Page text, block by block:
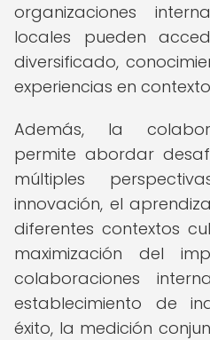
organizaciones
locales pueden
diversificado,
experiencias en
Además, la
permite abordar
múltiples
innovación, el
diferentes contextos
maximización del
colaboraciones
establecimiento de
éxito, la medición